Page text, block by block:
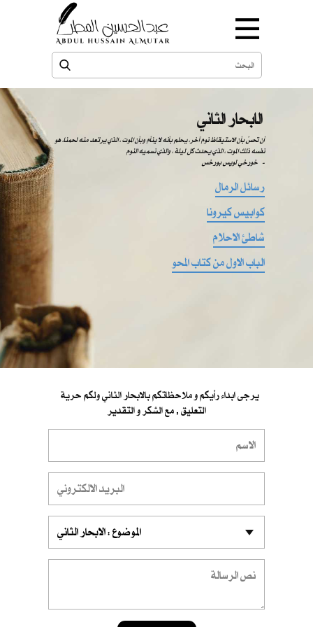
الابحار الثاني
​​ أن تحسّ بأن الاستيقاظ نوم آخر، يحلم بأنه لا ينأم وبأن الموت ، الذي يرتعد منه لحمنا، هو
نفسه ذلك الموت ، الذي يحدث كل ليلة ، والذي نسميه النوم
-
رسائل الرمال
كوابيس كيرونا
شاطئ الاحلام
الباب الاول من كتاب المحو
التعليق , مع الشكر و التقدير